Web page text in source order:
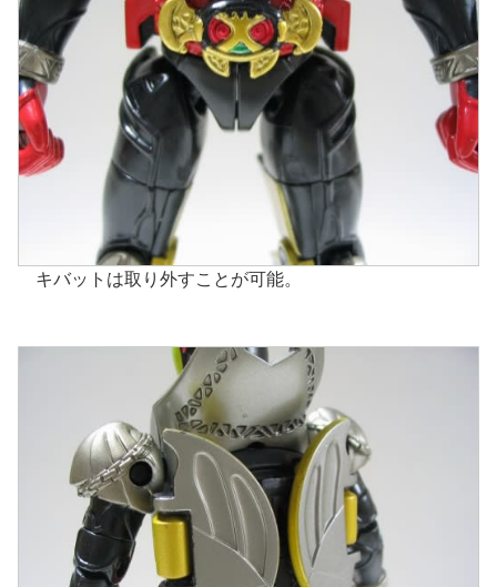
キバットは取り外すことが可能。